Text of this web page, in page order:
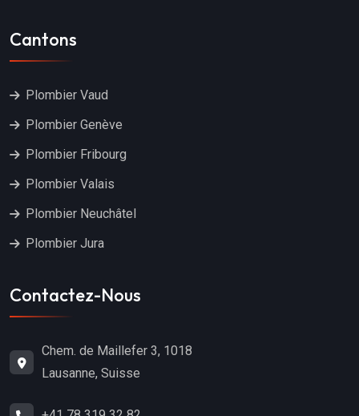
Cantons
Plombier Vaud
Plombier Genève
Plombier Fribourg
Plombier Valais
Plombier Neuchâtel
Plombier Jura
Contactez-Nous
Chem. de Maillefer 3, 1018
Lausanne, Suisse